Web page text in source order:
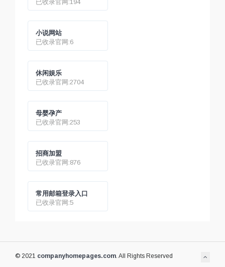
已收录官网:194
小说网站
已收录官网:6
休闲娱乐
已收录官网:2704
母婴孕产
已收录官网:253
招商加盟
已收录官网:876
常用邮箱登录入口
已收录官网:5
© 2021 companyhomepages.com. All Rights Reserved